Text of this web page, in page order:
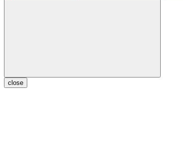
close